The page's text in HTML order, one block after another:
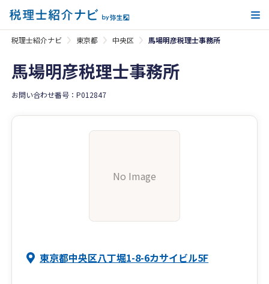
税理士紹介ナビ 東京都 中央区 馬場明彦税理士事務所
馬場明彦税理士事務所
お問い合わせ番号：P012847
No Image
東京都中央区八丁堀1-8-6カサイビル5F